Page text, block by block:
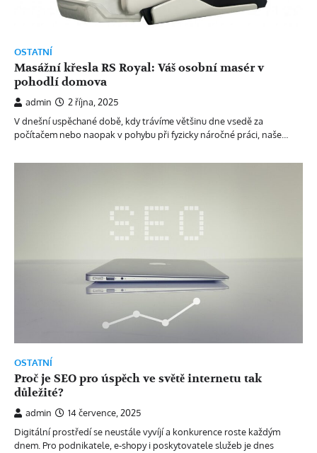
OSTATNÍ
Masážní křesla RS Royal: Váš osobní masér v
pohodlí domova
admin
2 října, 2025
V dnešní uspěchané době, kdy trávíme většinu dne vsedě za
počítačem nebo naopak v pohybu při fyzicky náročné práci, naše…
OSTATNÍ
Proč je SEO pro úspěch ve světě internetu tak
důležité?
admin
14 července, 2025
Digitální prostředí se neustále vyvíjí a konkurence roste každým
dnem. Pro podnikatele, e-shopy i poskytovatele služeb je dnes